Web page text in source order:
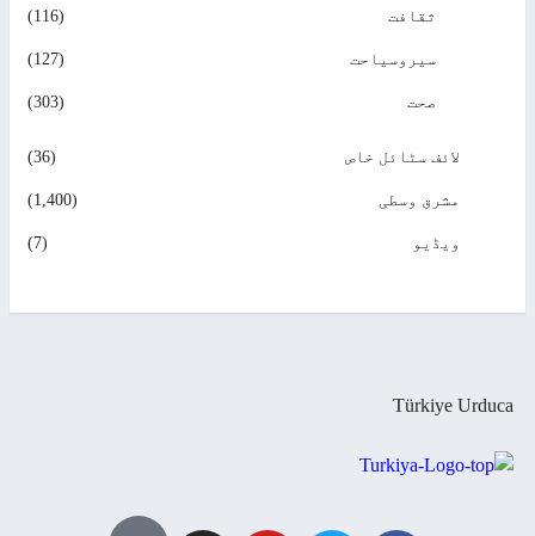
ثقافت (116)
سیروسیاحت (127)
صحت (303)
لائف سٹائل خاص (36)
مشرق وسطی (1,400)
ویڈیو (7)
Türkiye Urduca